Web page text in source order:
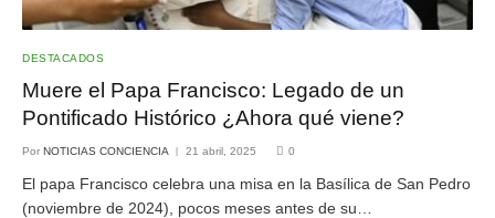
DESTACADOS
Muere el Papa Francisco: Legado de un
Pontificado Histórico ¿Ahora qué viene?
Por NOTICIAS CONCIENCIA 21 abril, 2025 0
El papa Francisco celebra una misa en la Basílica de San Pedro
(noviembre de 2024), pocos meses antes de su…